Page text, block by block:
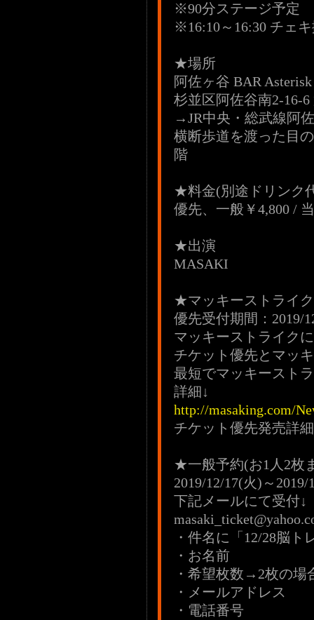
※90分ステージ予定
※16:10～16:30 チェ
★場所
阿佐ヶ谷 BAR Asterisk
杉並区阿佐谷南2-16-
→JR中央・総武線阿
横断歩道を渡った目
階
★料金(別途ドリンク
優先、一般￥4,800 /
★出演
MASAKI
★マッキーストラ
優先受付期間：2019/
マッキーストライク
チケット優先とマッ
最短でマッキースト
詳細↓
http://masaking.com/
チケット優先発売詳
★一般予約(お1人2枚
2019/12/17(火)～2019/
下記メールにて受付↓
・件名に「12/28脳ト
・お名前
・希望枚数→2枚の場
・メールアドレス
・電話番号